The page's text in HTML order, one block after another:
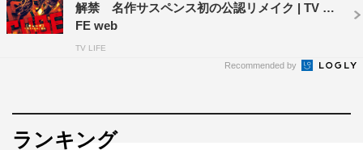
吉田鋼太郎
解禁 名作サスペンス初の公認リメイク | TV LI
FE web
TV LIFE
Recommended by
ランキング